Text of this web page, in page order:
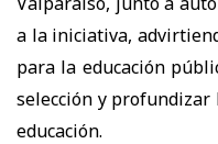
a la iniciativa,
para la educación
selección y profundizar
educación.